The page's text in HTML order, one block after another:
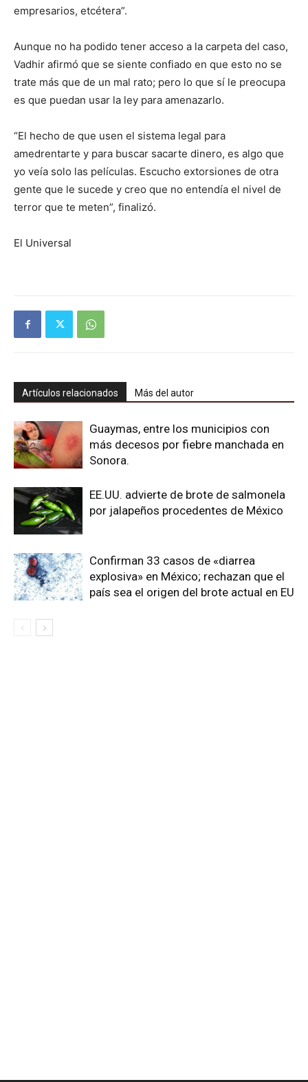
empresarios, etcétera”.
Aunque no ha podido tener acceso a la carpeta del caso,
Vadhir afirmó que se siente confiado en que esto no se
trate más que de un mal rato; pero lo que sí le preocupa
es que puedan usar la ley para amenazarlo.
“El hecho de que usen el sistema legal para
amedrentarte y para buscar sacarte dinero, es algo que
yo veía solo las películas. Escucho extorsiones de otra
gente que le sucede y creo que no entendía el nivel de
terror que te meten”, finalizó.
El Universal
Artículos relacionados Más del autor
Guaymas, entre los municipios con
más decesos por fiebre manchada en
Sonora.
EE.UU. advierte de brote de salmonela
por jalapeños procedentes de México
Confirman 33 casos de «diarrea
explosiva» en México; rechazan que el
país sea el origen del brote actual en EU